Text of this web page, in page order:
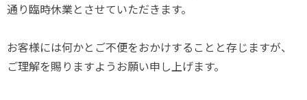
通り臨時休業とさせていただきます。
お客様には何かとご不便をおかけすることと存じますが、
ご理解を賜りますようお願い申し上げます。